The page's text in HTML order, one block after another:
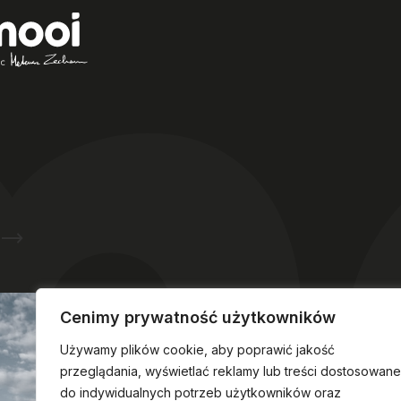
Cenimy prywatność użytkowników
Używamy plików cookie, aby poprawić jakość
przeglądania, wyświetlać reklamy lub treści dostosowane
do indywidualnych potrzeb użytkowników oraz
Wyjątkowe miejsce na mapie
chirurgii plastycznej w Polsce -
Mooi® Clinic